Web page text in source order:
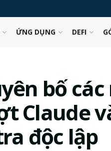
ỨNG DỤNG DEFI
bố
Claude
độc lập